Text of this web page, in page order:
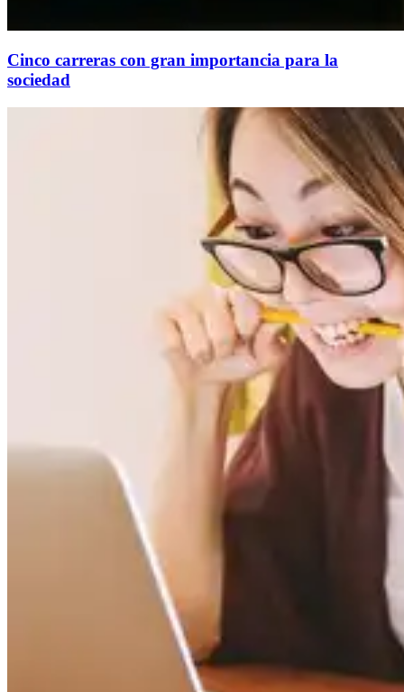
Cinco carreras con gran importancia para la
sociedad